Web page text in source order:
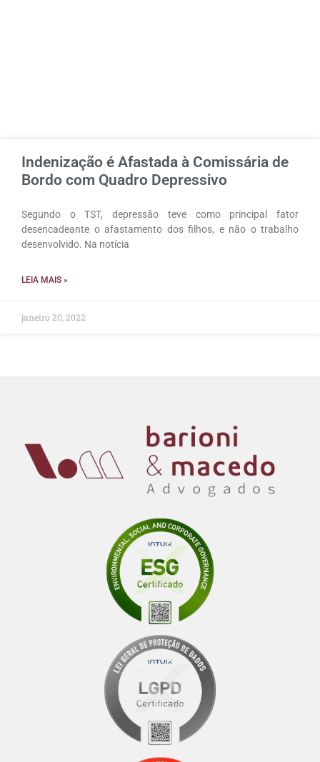
Indenização é Afastada à Comissária de
Bordo com Quadro Depressivo
Segundo o TST, depressão teve como principal fator
desencadeante o afastamento dos filhos, e não o trabalho
desenvolvido. Na notícia
LEIA MAIS »
janeiro 20, 2022